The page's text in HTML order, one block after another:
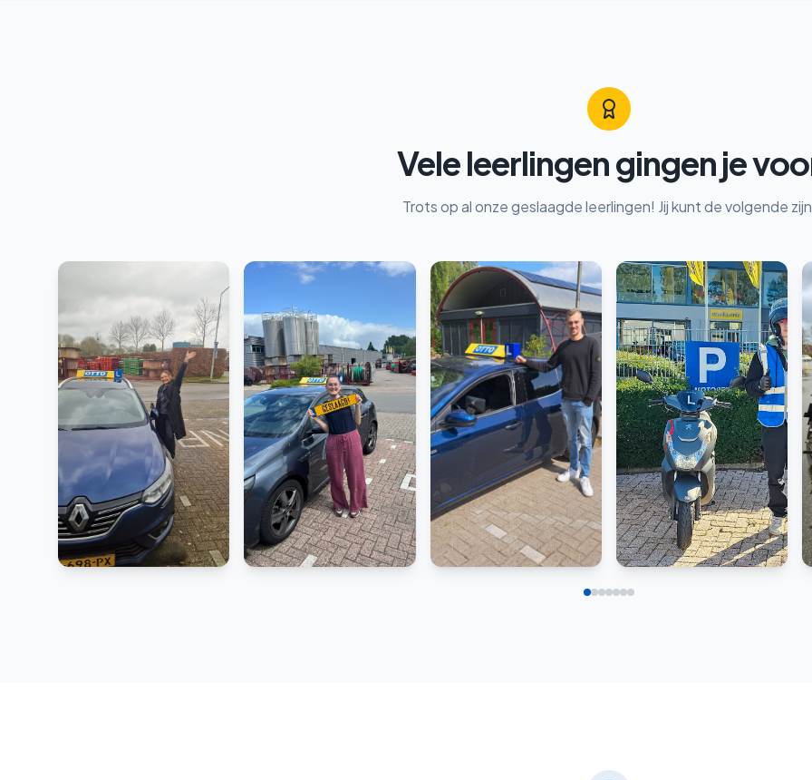
Vele leerlingen gingen je
Trots op al onze geslaagde leerlingen! Jij kunt de volgende
Rijbewijs BE Scooter Rijbewijs B
Veelgestelde vragen
Antwoorden op de meest gestelde vragen over rijles in